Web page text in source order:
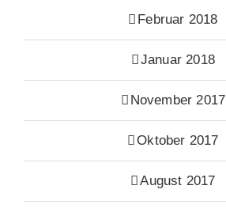
Februar 2018
Januar 2018
November 2017
Oktober 2017
August 2017